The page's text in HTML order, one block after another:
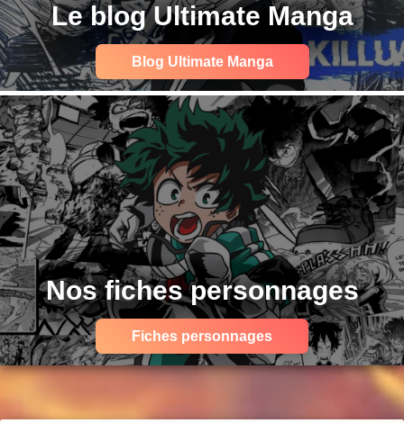
Le blog Ultimate Manga
Blog Ultimate Manga
Nos fiches personnages
Fiches personnages